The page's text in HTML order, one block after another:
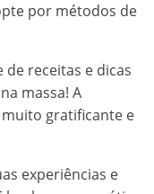
por métodos de
receitas e dicas
massa! A
gratificante e
experiências e